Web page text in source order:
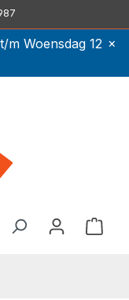
m Woensdag 12 ×